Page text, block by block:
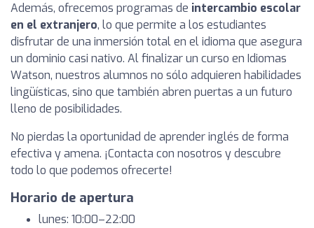
Además, ofrecemos programas de intercambio escolar
en el extranjero, lo que permite a los estudiantes
disfrutar de una inmersión total en el idioma que asegura
un dominio casi nativo. Al finalizar un curso en Idiomas
Watson, nuestros alumnos no sólo adquieren habilidades
lingüísticas, sino que también abren puertas a un futuro
lleno de posibilidades.
No pierdas la oportunidad de aprender inglés de forma
efectiva y amena. ¡Contacta con nosotros y descubre
todo lo que podemos ofrecerte!
Horario de apertura
lunes: 10:00–22:00